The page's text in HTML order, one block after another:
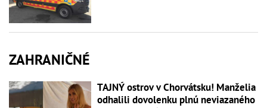
ZAHRANIČNÉ
TAJNÝ ostrov v Chorvátsku! Manželia
odhalili dovolenku plnú neviazaného